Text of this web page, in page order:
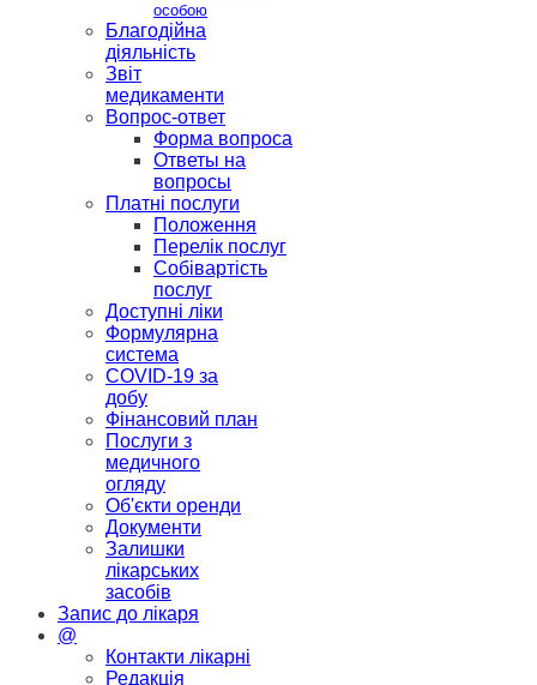
особою
Благодійна
діяльність
Звіт
медикаменти
Вопрос-ответ
Форма вопроса
Ответы на
вопросы
Платні послуги
Положення
Перелік послуг
Собівартість
послуг
Доступні ліки
Формулярна
система
COVID-19 за
добу
Фінансовий план
Послуги з
медичного
огляду
Об'єкти оренди
Документи
Залишки
лікарських
засобів
Запис до лікаря
@
Контакти лікарні
Редакція